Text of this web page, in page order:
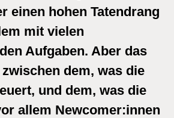
einen hohen Tatendrang
mit vielen
Aufgaben. Aber das
dem, was die
und dem, was die
allem Newcomer:innen